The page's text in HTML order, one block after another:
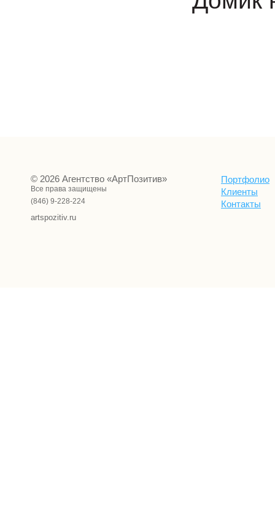
© 2026 Агентство «АртПозитив»
Все права защищены
(846) 9-228-224
artspozitiv.ru
Портфолио
Клиенты
Контакты